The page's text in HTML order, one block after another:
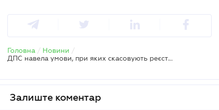
Головна / Новини /
ДПС навела умови, при яких скасовують реєстрацію програмного РРО
Залиште коментар